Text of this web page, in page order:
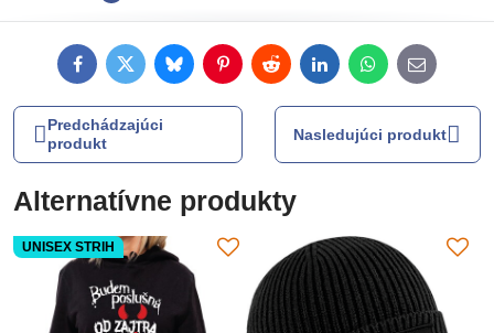
FacebookTwitterBlueskyPinterestRedditLinkedInWhatsApp
E-
mail
Predchádzajúci
produkt
Nasledujúci produkt
Alternatívne produkty
UNISEX STRIH